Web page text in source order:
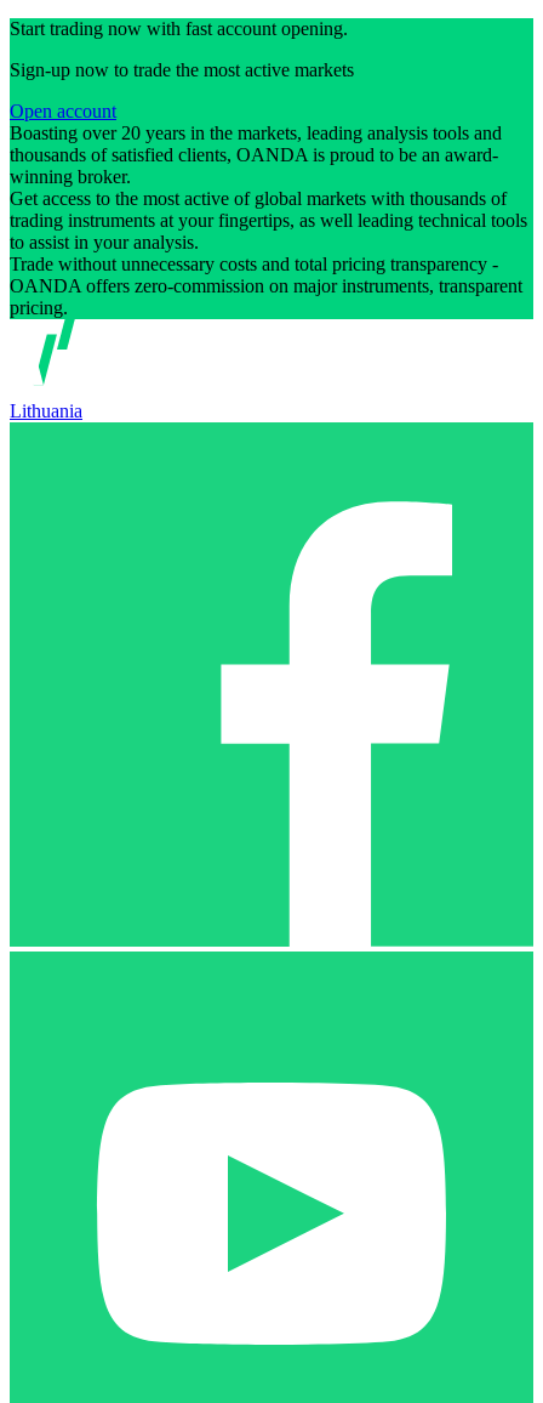
Start trading now with fast account opening.
Sign-up now to trade the most active markets
Open account
Boasting over 20 years in the markets, leading analysis tools and
thousands of satisfied clients, OANDA is proud to be an award-
winning broker.
Get access to the most active of global markets with thousands of
trading instruments at your fingertips, as well leading technical tools
to assist in your analysis.
Trade without unnecessary costs and total pricing transparency -
OANDA offers zero-commission on major instruments, transparent
pricing.
Lithuania